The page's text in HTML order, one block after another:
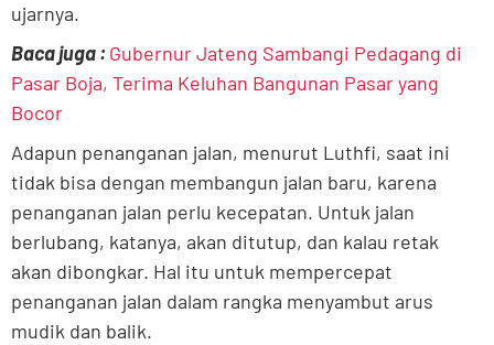
ujarnya.
Baca juga : Gubernur Jateng Sambangi Pedagang di
Pasar Boja, Terima Keluhan Bangunan Pasar yang
Bocor
Adapun penanganan jalan, menurut Luthfi, saat ini
tidak bisa dengan membangun jalan baru, karena
penanganan jalan perlu kecepatan. Untuk jalan
berlubang, katanya, akan ditutup, dan kalau retak
akan dibongkar. Hal itu untuk mempercepat
penanganan jalan dalam rangka menyambut arus
mudik dan balik.